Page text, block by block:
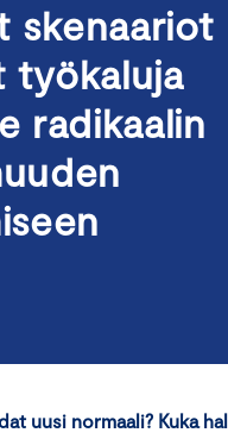
skenaariot
työkaluja
radikaalin
uusi normaali? Kuka